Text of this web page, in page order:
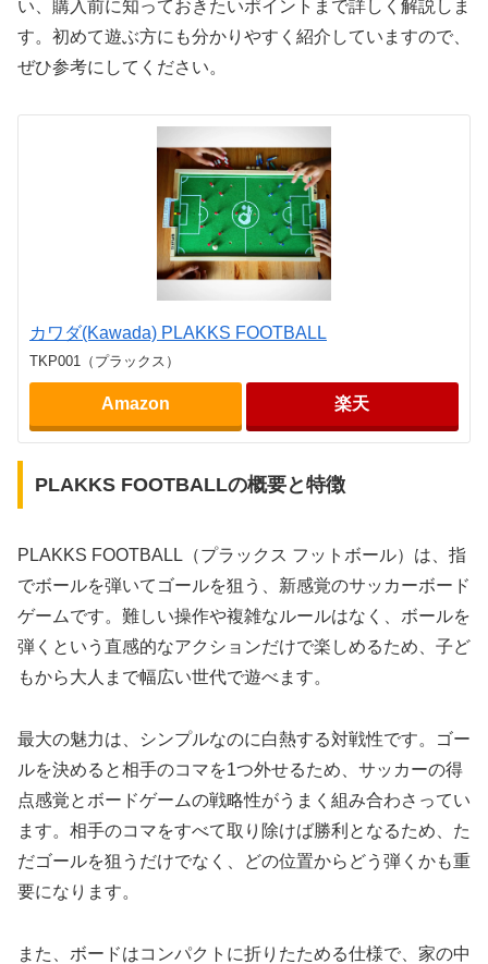
い、購入前に知っておきたいポイントまで詳しく解説しま
す。初めて遊ぶ方にも分かりやすく紹介していますので、
ぜひ参考にしてください。
カワダ(Kawada) PLAKKS FOOTBALL
TKP001（プラックス）
Amazon 楽天
PLAKKS FOOTBALLの概要と特徴
PLAKKS FOOTBALL（プラックス フットボール）は、指
でボールを弾いてゴールを狙う、新感覚のサッカーボード
ゲームです。難しい操作や複雑なルールはなく、ボールを
弾くという直感的なアクションだけで楽しめるため、子ど
もから大人まで幅広い世代で遊べます。
最大の魅力は、シンプルなのに白熱する対戦性です。ゴー
ルを決めると相手のコマを1つ外せるため、サッカーの得
点感覚とボードゲームの戦略性がうまく組み合わさってい
ます。相手のコマをすべて取り除けば勝利となるため、た
だゴールを狙うだけでなく、どの位置からどう弾くかも重
要になります。
また、ボードはコンパクトに折りたためる仕様で、家の中